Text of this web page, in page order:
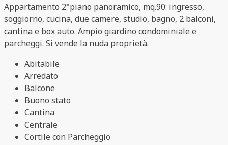
Appartamento 2°piano panoramico, mq.90: ingresso,
soggiorno, cucina, due camere, studio, bagno, 2 balconi,
cantina e box auto. Ampio giardino condominiale e
parcheggi. Si vende la nuda proprietà.
Abitabile
Arredato
Balcone
Buono stato
Cantina
Centrale
Cortile con Parcheggio